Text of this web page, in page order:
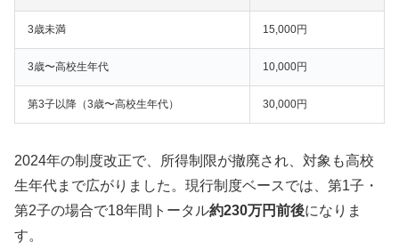
3歳未満 15,000円
3歳〜高校生年代 10,000円
第3子以降（3歳〜高校生年代） 30,000円
2024年の制度改正で、所得制限が撤廃され、対象も高校
生年代まで広がりました。現行制度ベースでは、第1子・
第2子の場合で18年間トータル約230万円前後になりま
す。